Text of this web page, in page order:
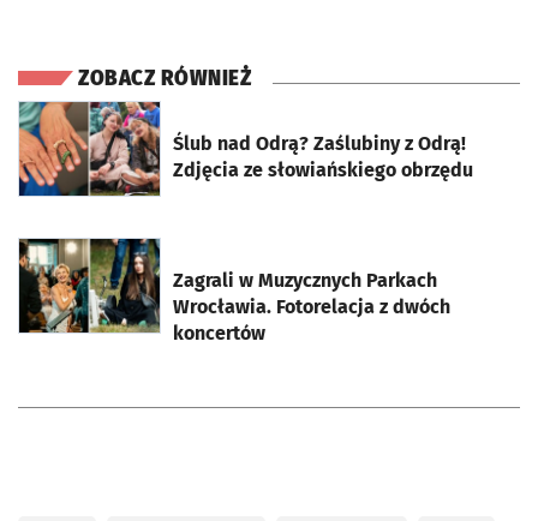
ZOBACZ RÓWNIEŻ
Ślub nad Odrą? Zaślubiny z Odrą!
Zdjęcia ze słowiańskiego obrzędu
otworzy się w nowej karcie
Zagrali w Muzycznych Parkach
Wrocławia. Fotorelacja z dwóch
koncertów
otworzy się w nowej karcie